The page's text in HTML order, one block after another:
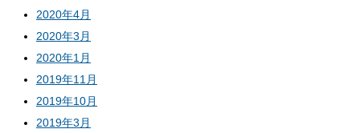
2020年4月
2020年3月
2020年1月
2019年11月
2019年10月
2019年3月